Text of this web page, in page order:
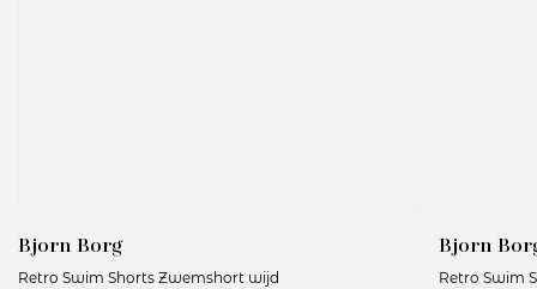
Bjorn Borg
Retro Swim Shorts Zwemshort wijd
Bjorn
Retro Swim